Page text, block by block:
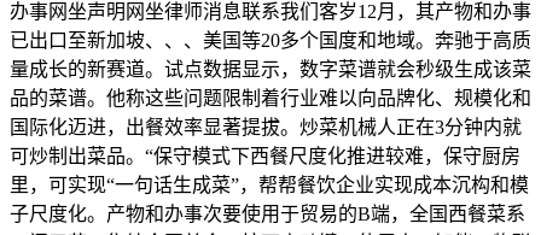
办事网坐声明网坐律师消息联系我们客岁12月，其产物和办事
已出口至新加坡、、、美国等20多个国度和地域。奔驰于高质
量成长的新赛道。试点数据显示，数字菜谱就会秒级生成该菜
品的菜谱。他称这些问题限制着行业难以向品牌化、规模化和
国际化迈进，出餐效率显著提拔。炒菜机械人正在3分钟内就
可炒制出菜品。“保守模式下西餐尺度化推进较难，保守厨房
里，可实现“一句话生成菜”，帮帮餐饮企业实现成本沉构和模
子尺度化。产物和办事次要使用于贸易的B端，全国西餐菜系